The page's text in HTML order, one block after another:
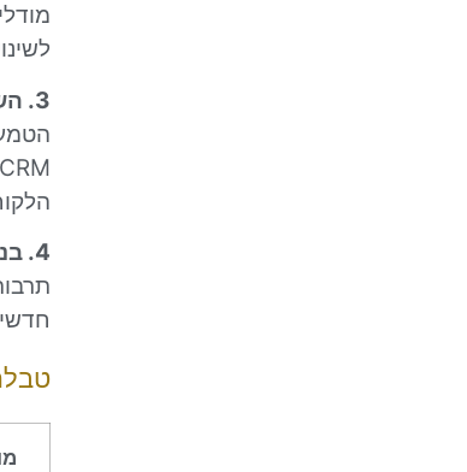
3. השקעה בטכנולוגיה
4. בניית תרבות של חדשנות